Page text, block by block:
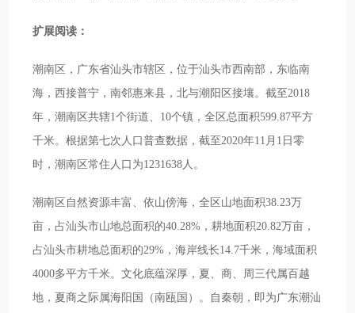
扩展阅读：
潮南区，广东省汕头市辖区，位于汕头市西南部，东临南
海，西接普宁，南邻惠来县，北与潮阳区接壤。截至2018
年，潮南区共辖1个街道、10个镇，全区总面积599.87平方
千米。根据第七次人口普查数据，截至2020年11月1日零
时，潮南区常住人口为1231638人。
潮南区自然资源丰富、依山傍海，全区山地面积38.23万
亩，占汕头市山地总面积的40.28%，耕地面积20.82万亩，
占汕头市耕地总面积的29%，海岸线长14.7千米，海域面积
4000多平方千米。文化底蕴深厚，夏、商、周三代属百越
地，夏商之际属海阳国（南瓯国）。自秦朝，即为广东潮汕